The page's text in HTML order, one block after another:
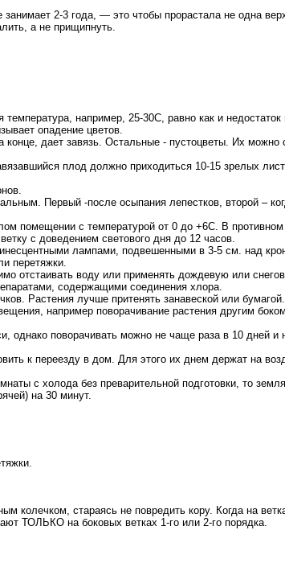
2-3 года, — это чтобы прорастала не одна
а не прищипнуть.
например, 25-30С, равно как и недостаток
опадение цветов.
дает завязь. Остальные - пустоцветы. Их можно
плод должно приходиться 10-15 зрелых
Первый -после осыпания лепестков, второй –
помещении с температурой от 0 до +6С. В противном
с доведением светового дня до 12 часов.
лампами, подвешенными в 3-5 см. над
перетяжки.
отстаивать воду или применять дождевую или
содержащими соединения хлора.
Растения лучше притенять занавеской или бумагой.
например поворачивание растения другим
однако поворачивать можно не чаще раза в 10 дней
к переезду в дом. Для этого их днем держат на
с холода без преварительной подготовки, то
на 30 минут.
колечком, стараясь не повредить кору. Когда на
ТОЛЬКО на боковых ветках 1-го или 2-го порядка.